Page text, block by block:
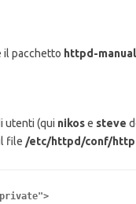
il pacchetto httpd-manual
utenti (qui nikose steve
file /etc/httpd/conf/